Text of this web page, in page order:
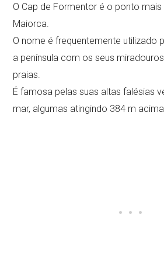
O Cap de Formentor é o ponto
Maiorca.
O nome é frequentemente utilizado
a península com os seus
praias.
É famosa pelas suas altas falésias
mar, algumas atingindo 384 m